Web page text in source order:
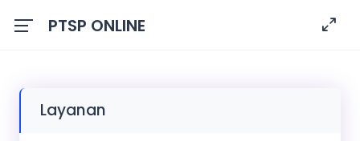
PTSP ONLINE
Layanan